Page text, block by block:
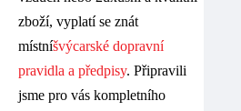
zboží, vyplatí se znát
místníšvýcarské dopravní
pravidla a předpisy. Připravili
jsme pro vás kompletního